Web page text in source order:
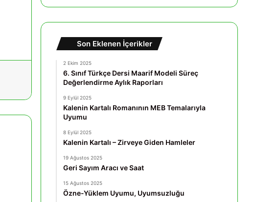
Son Eklenen İçerikler
2 Ekim 2025
6. Sınıf Türkçe Dersi Maarif Modeli Süreç
Değerlendirme Aylık Raporları
9 Eylül 2025
Kalenin Kartalı Romanının MEB Temalarıyla
Uyumu
8 Eylül 2025
Kalenin Kartalı – Zirveye Giden Hamleler
19 Ağustos 2025
Geri Sayım Aracı ve Saat
15 Ağustos 2025
Özne-Yüklem Uyumu, Uyumsuzluğu